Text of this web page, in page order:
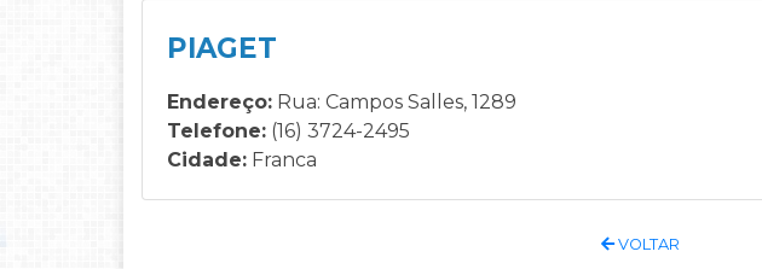
PIAGET
Endereço: Rua: Campos Salles, 1289
Telefone: (16) 3724-2495
Cidade: Franca
VOLTAR